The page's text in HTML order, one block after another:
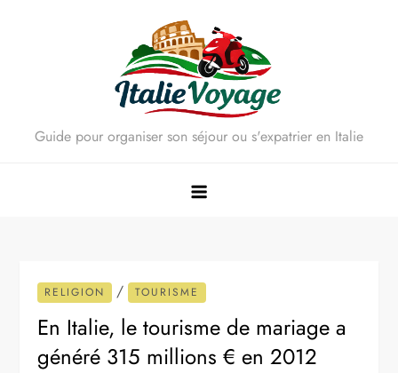
Guide pour organiser son séjour ou s'expatrier en Italie
RELIGION / TOURISME
En Italie, le tourisme de mariage a
généré 315 millions € en 2012